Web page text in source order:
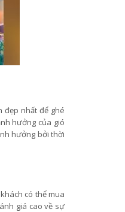
đẹp nhất để ghé
hưởng của gió
hưởng bởi thời
có thể mua
giá cao về sự